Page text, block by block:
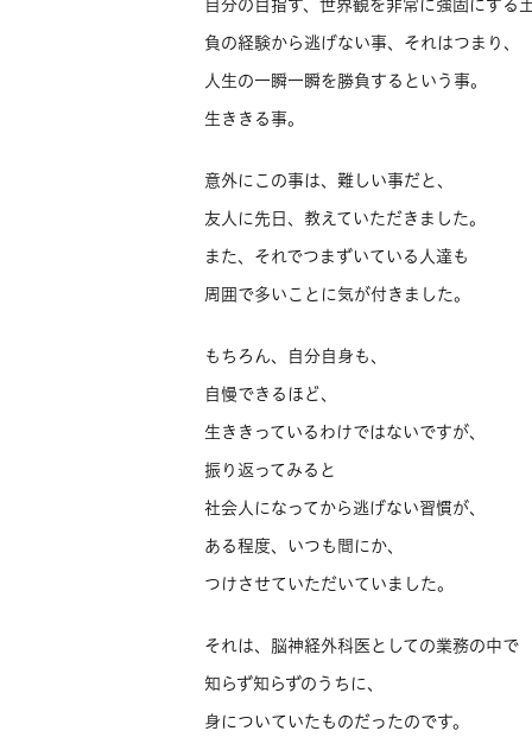
自分の目指す、世界観を非常に強固にする
負の経験から逃げない事、それはつまり、
人生の一瞬一瞬を勝負するという事。
生ききる事。
意外にこの事は、難しい事だと、
友人に先日、教えていただきました。
また、それでつまずいている人達も
周囲で多いことに気が付きました。
もちろん、自分自身も、
自慢できるほど、
生ききっているわけではないですが、
振り返ってみると
社会人になってから逃げない習慣が、
ある程度、いつも間にか、
つけさせていただいていました。
それは、脳神経外科医としての業務の中で
知らず知らずのうちに、
身についていたものだったのです。